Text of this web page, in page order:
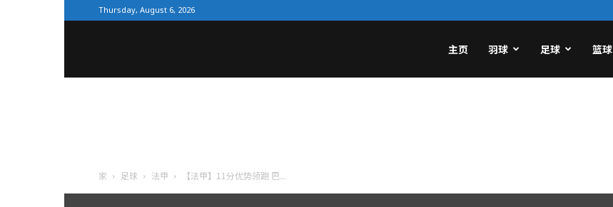
Thursday, August 6, 2026
主页 羽球 足球 篮球
家 足球 法甲 【法甲】11分优势领跑 巴...